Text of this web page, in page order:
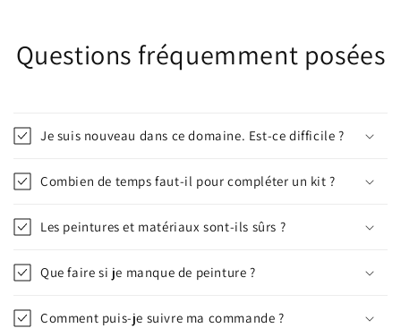
Questions fréquemment posées
Je suis nouveau dans ce domaine. Est-ce difficile ?
Combien de temps faut-il pour compléter un kit ?
Les peintures et matériaux sont-ils sûrs ?
Que faire si je manque de peinture ?
Comment puis-je suivre ma commande ?